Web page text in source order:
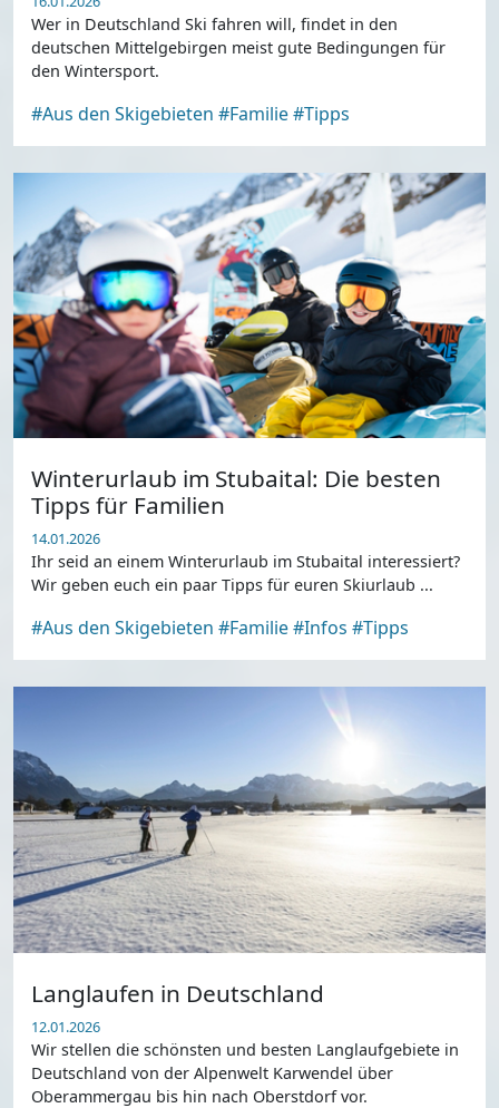
Wer in Deutschland Ski fahren will, findet in den
deutschen Mittelgebirgen meist gute Bedingungen für
den Wintersport.
#Aus den Skigebieten #Familie#Tipps
Winterurlaub im Stubaital: Die besten
Tipps für Familien
14.01.2026
Ihr seid an einem Winterurlaub im Stubaital interessiert?
Wir geben euch ein paar Tipps für euren Skiurlaub ...
#Aus den Skigebieten #Familie#Infos #Tipps
Langlaufen in Deutschland
12.01.2026
Wir stellen die schönsten und besten Langlaufgebiete in
Deutschland von der Alpenwelt Karwendel über
Oberammergau bis hin nach Oberstdorf vor.